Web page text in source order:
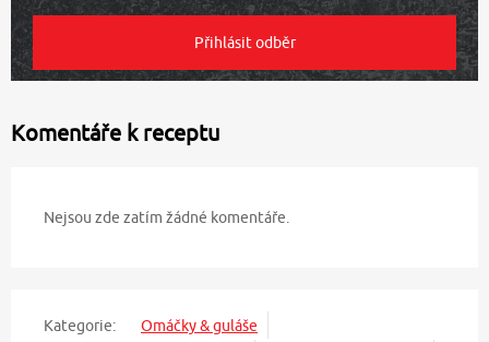
Komentáře k receptu
Nejsou zde zatím žádné komentáře.
Kategorie:
Omáčky & guláše